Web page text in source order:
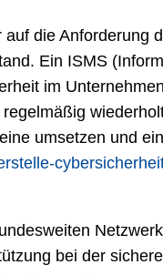
die Anforderung
Ein ISMS
im
umsetzen und
bei der